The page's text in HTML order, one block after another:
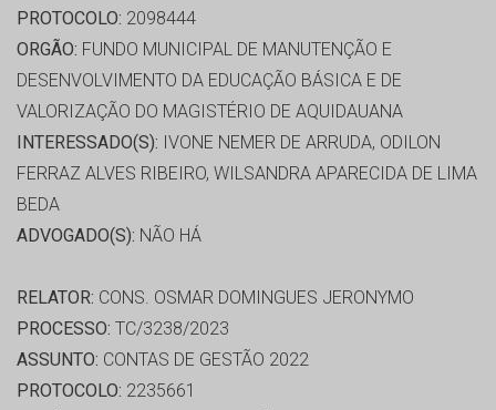
PROTOCOLO: 2098444
ORGÃO: FUNDO MUNICIPAL DE MANUTENÇÃO E
DESENVOLVIMENTO DA EDUCAÇÃO BÁSICA E DE
VALORIZAÇÃO DO MAGISTÉRIO DE AQUIDAUANA
INTERESSADO(S): IVONE NEMER DE ARRUDA, ODILON
FERRAZ ALVES RIBEIRO, WILSANDRA APARECIDA DE LIMA
BEDA
ADVOGADO(S): NÃO HÁ
RELATOR: CONS. OSMAR DOMINGUES JERONYMO
PROCESSO: TC/3238/2023
ASSUNTO: CONTAS DE GESTÃO 2022
PROTOCOLO: 2235661